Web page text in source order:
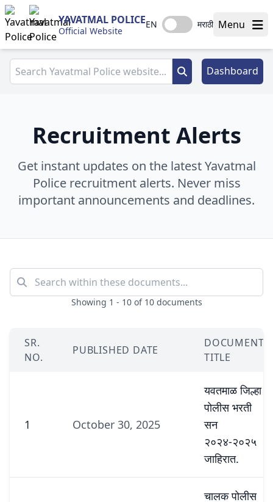
YAVATMAL POLICE
Official Website
EN मराठी Menu
Dashboard
Recruitment Alerts
Get instant updates on the latest Yavatmal
Police recruitment alerts. Never miss
important announcements and deadlines.
Showing 1 - 10 of 10 documents
SR.
NO.
PUBLISHED DATE
DOCUMENT
TITLE
1 October 30, 2025
यवतमाळ जिल्हा
पोलीस भरती
सन
२०२४-२०२५
जाहिरात.
चालक पोलीस